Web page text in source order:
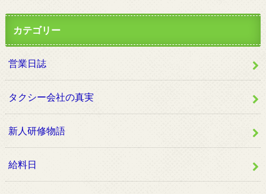
カテゴリー
営業日誌
タクシー会社の真実
新人研修物語
給料日